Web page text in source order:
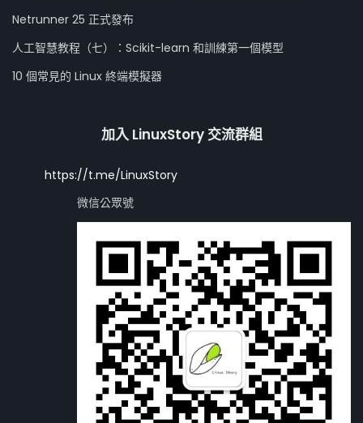
Netrunner 25 正式發布
人工智慧教程（七）：Scikit-learn 和訓練第一個模型
10 個常見的 Linux 終端模擬器
加入 LinuxStory 交流群組
https://t.me/LinuxStory
微信公眾號